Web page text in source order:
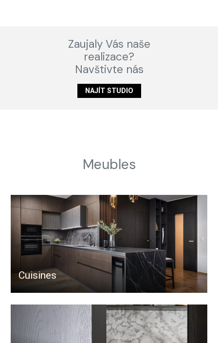
Zaujaly Vás naše
realizace?
Navštivte nás
NAJÍT STUDIO
Meubles
Cuisines